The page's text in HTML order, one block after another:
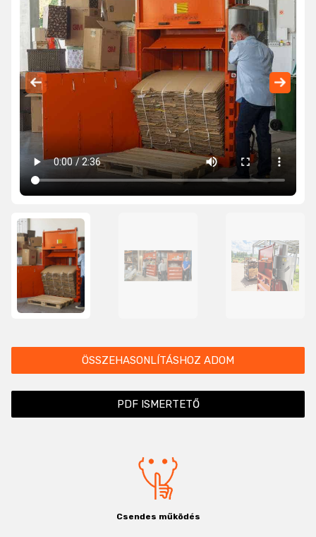
ÖSSZEHASONLÍTÁSHOZ ADOM
PDF ISMERTETŐ
Csendes működés